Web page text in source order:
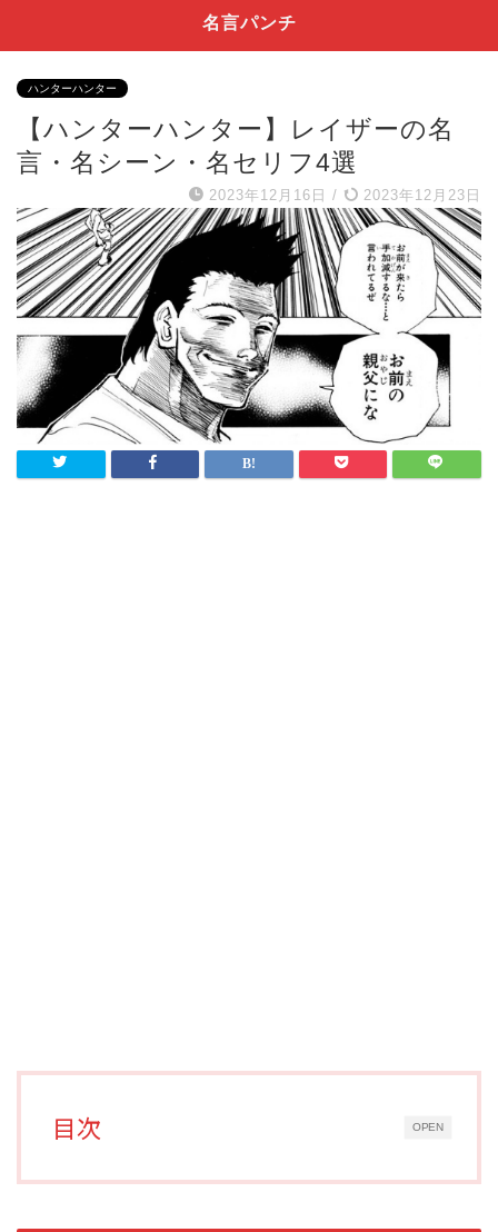
名言パンチ
ハンターハンター
【ハンターハンター】レイザーの名
言・名シーン・名セリフ4選
2023年12月16日 / 2023年12月23日
OPEN
目次